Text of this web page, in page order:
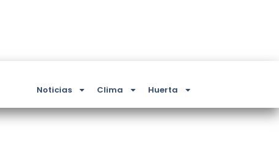
Noticias Clima Huerta